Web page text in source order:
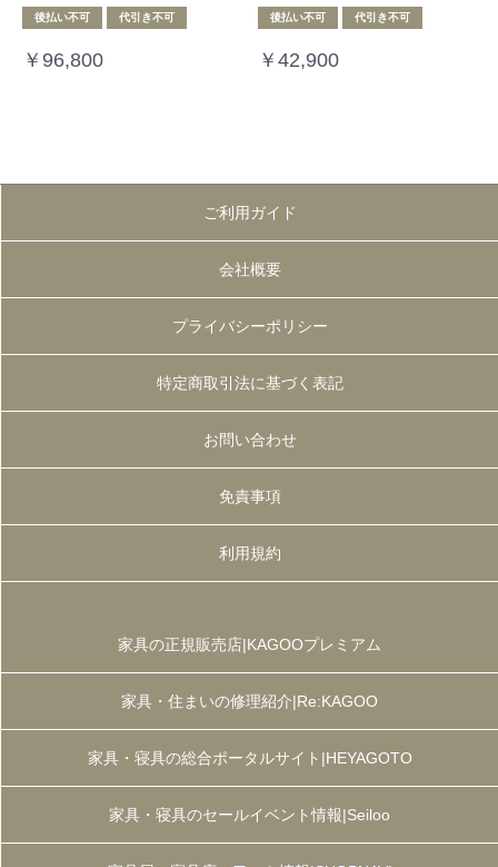
後払い不可 代引き不可
￥96,800
後払い不可 代引き不可
￥42,900
ご利用ガイド
会社概要
プライバシーポリシー
特定商取引法に基づく表記
お問い合わせ
免責事項
利用規約
家具の正規販売店|KAGOOプレミアム
家具・住まいの修理紹介|Re:KAGOO
家具・寝具の総合ポータルサイト|HEYAGOTO
家具・寝具のセールイベント情報|Seiloo